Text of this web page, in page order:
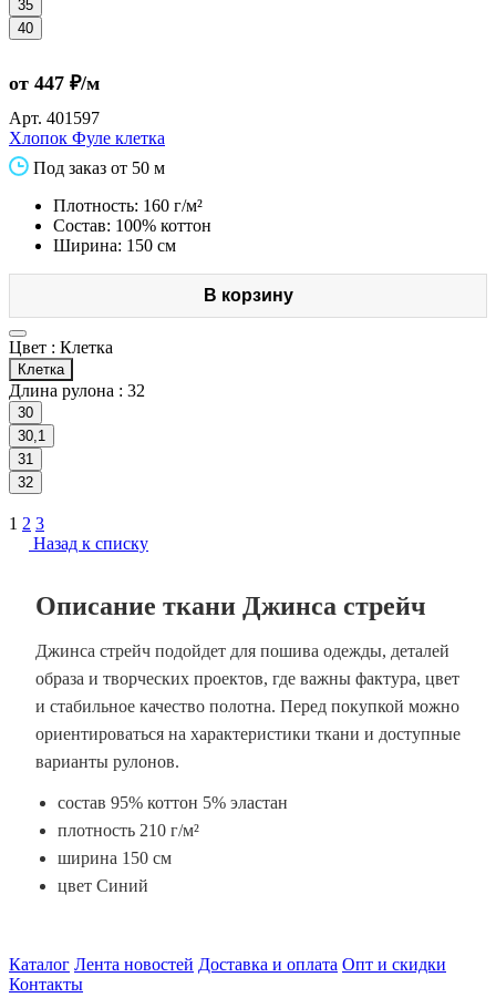
35
40
от 447 ₽/м
Арт. 401597
Хлопок Фуле клетка
Под заказ от 50 м
Плотность: 160 г/м²
Состав: 100% коттон
Ширина: 150 см
В корзину
Цвет : Клетка
Клетка
Длина рулона : 32
30
30,1
31
32
1 2 3
Назад к списку
Описание ткани Джинса стрейч
Джинса стрейч подойдет для пошива одежды, деталей
образа и творческих проектов, где важны фактура, цвет
и стабильное качество полотна. Перед покупкой можно
ориентироваться на характеристики ткани и доступные
варианты рулонов.
состав 95% коттон 5% эластан
плотность 210 г/м²
ширина 150 см
цвет Синий
Каталог Лента новостей Доставка и оплата Опт и скидки
Контакты